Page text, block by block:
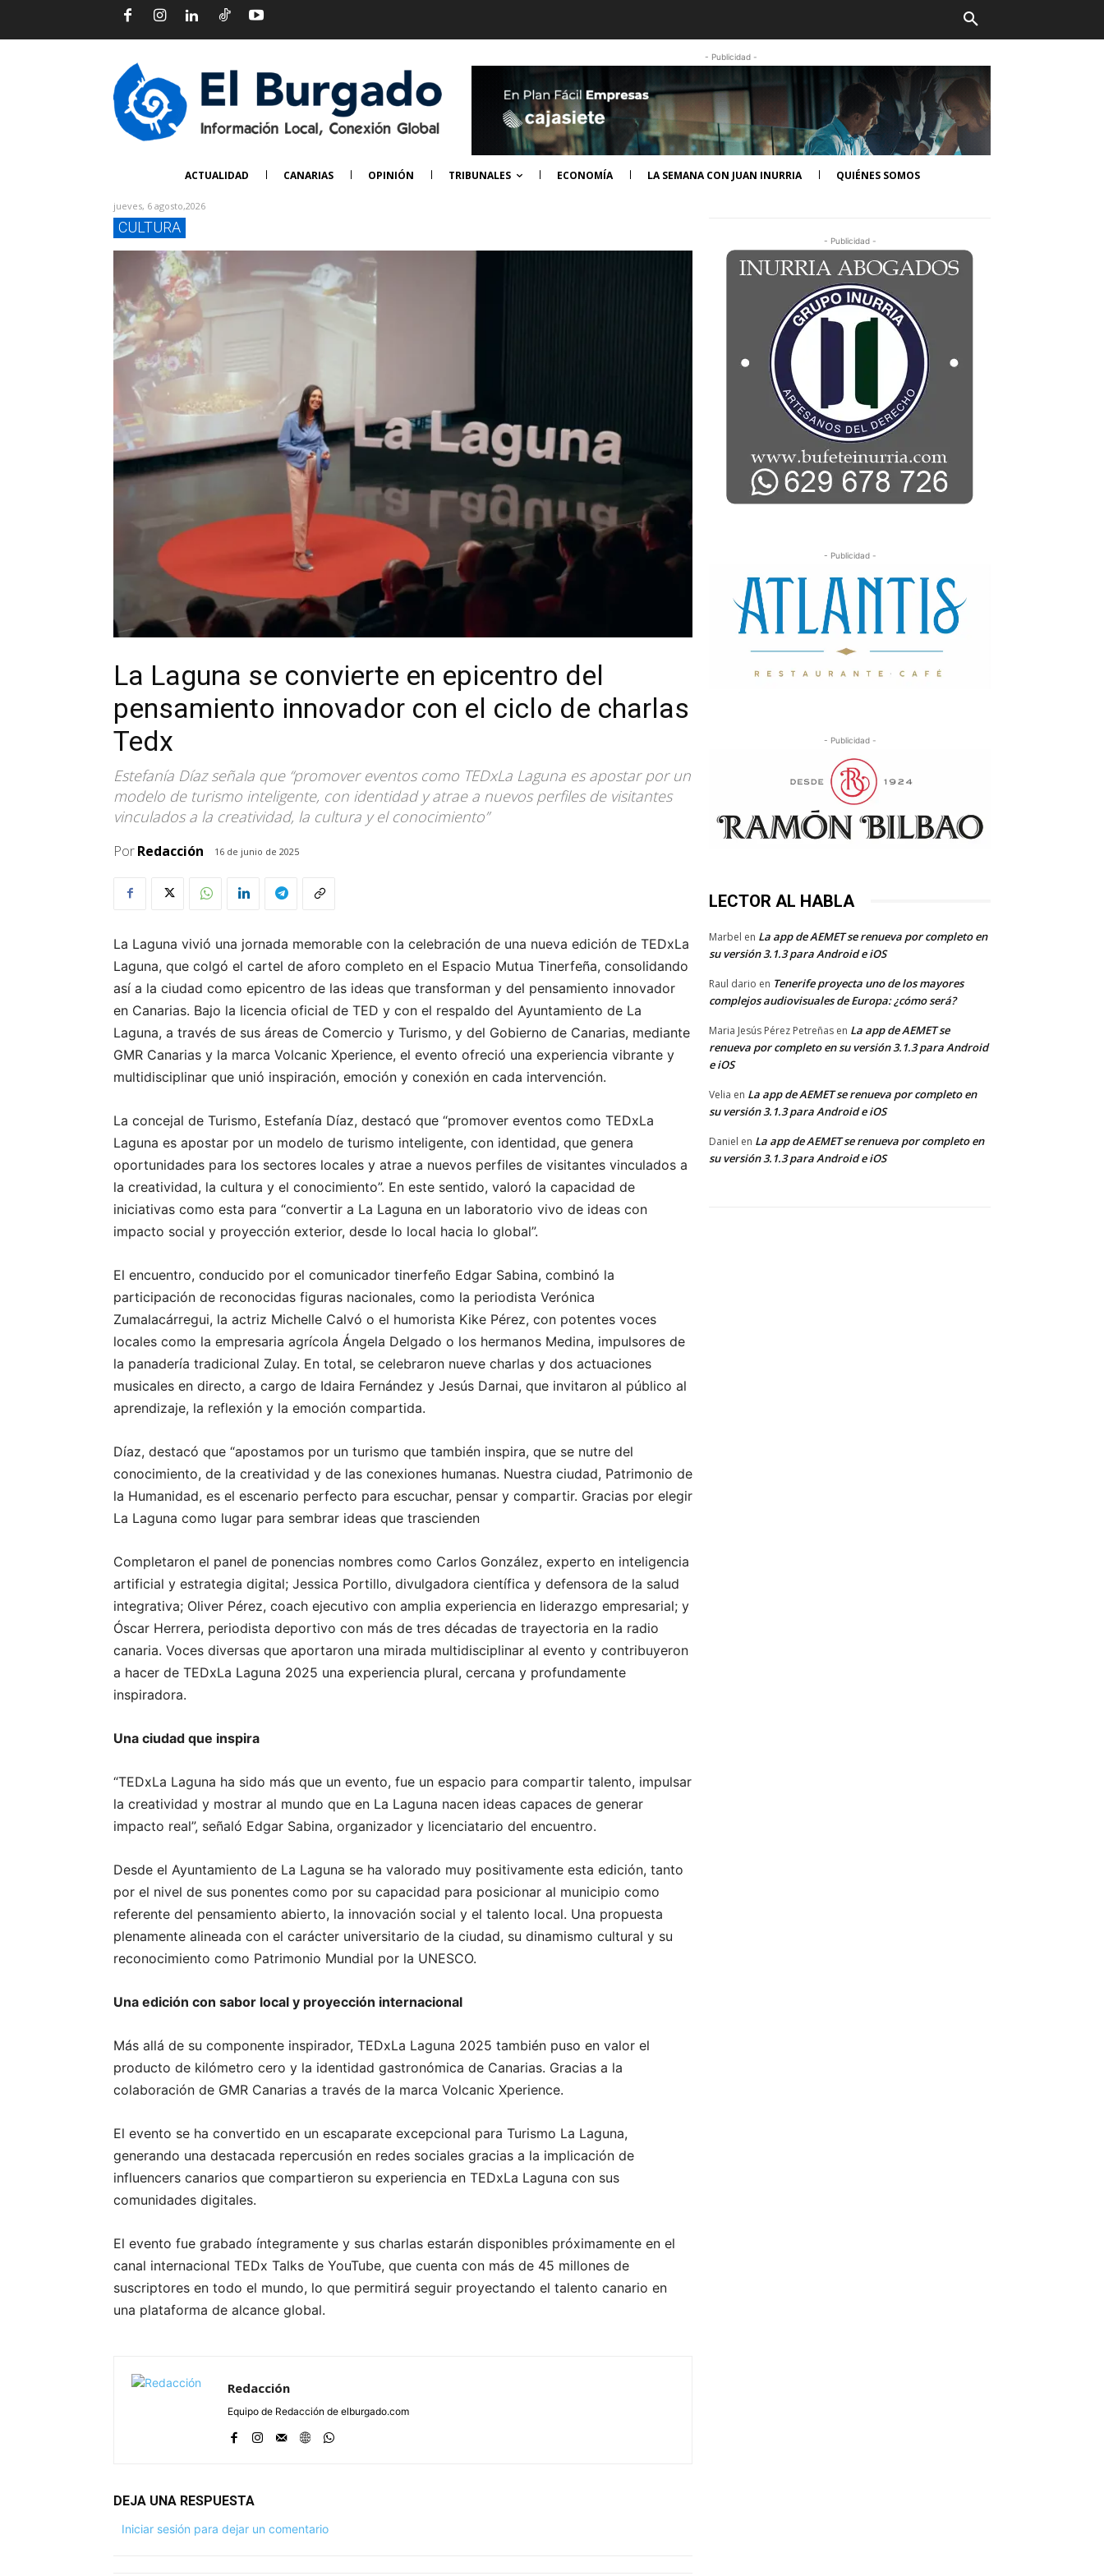
- Publicidad -
ACTUALIDAD CANARIAS OPINIÓN TRIBUNALES ECONOMÍA LA SEMANA CON JUAN INURRIA QUIÉNES SOMOS
jueves, 6 agosto,2026
CULTURA
La Laguna se convierte en epicentro del
pensamiento innovador con el ciclo de charlas
Tedx
Estefanía Díaz señala que “promover eventos como TEDxLa Laguna es apostar por un
modelo de turismo inteligente, con identidad y atrae a nuevos perfiles de visitantes
vinculados a la creatividad, la cultura y el conocimiento”
PorRedacción 16 de junio de 2025
La Laguna vivió una jornada memorable con la celebración de una nueva edición de TEDxLa
Laguna, que colgó el cartel de aforo completo en el Espacio Mutua Tinerfeña, consolidando
así a la ciudad como epicentro de las ideas que transforman y del pensamiento innovador
en Canarias. Bajo la licencia oficial de TED y con el respaldo del Ayuntamiento de La
Laguna, a través de sus áreas de Comercio y Turismo, y del Gobierno de Canarias, mediante
GMR Canarias y la marca Volcanic Xperience, el evento ofreció una experiencia vibrante y
multidisciplinar que unió inspiración, emoción y conexión en cada intervención.
La concejal de Turismo, Estefanía Díaz, destacó que “promover eventos como TEDxLa
Laguna es apostar por un modelo de turismo inteligente, con identidad, que genera
oportunidades para los sectores locales y atrae a nuevos perfiles de visitantes vinculados a
la creatividad, la cultura y el conocimiento”. En este sentido, valoró la capacidad de
iniciativas como esta para “convertir a La Laguna en un laboratorio vivo de ideas con
impacto social y proyección exterior, desde lo local hacia lo global”.
El encuentro, conducido por el comunicador tinerfeño Edgar Sabina, combinó la
participación de reconocidas figuras nacionales, como la periodista Verónica
Zumalacárregui, la actriz Michelle Calvó o el humorista Kike Pérez, con potentes voces
locales como la empresaria agrícola Ángela Delgado o los hermanos Medina, impulsores de
la panadería tradicional Zulay. En total, se celebraron nueve charlas y dos actuaciones
musicales en directo, a cargo de Idaira Fernández y Jesús Darnai, que invitaron al público al
aprendizaje, la reflexión y la emoción compartida.
Díaz, destacó que “apostamos por un turismo que también inspira, que se nutre del
conocimiento, de la creatividad y de las conexiones humanas. Nuestra ciudad, Patrimonio de
la Humanidad, es el escenario perfecto para escuchar, pensar y compartir. Gracias por elegir
La Laguna como lugar para sembrar ideas que trascienden
Completaron el panel de ponencias nombres como Carlos González, experto en inteligencia
artificial y estrategia digital; Jessica Portillo, divulgadora científica y defensora de la salud
integrativa; Oliver Pérez, coach ejecutivo con amplia experiencia en liderazgo empresarial; y
Óscar Herrera, periodista deportivo con más de tres décadas de trayectoria en la radio
canaria. Voces diversas que aportaron una mirada multidisciplinar al evento y contribuyeron
a hacer de TEDxLa Laguna 2025 una experiencia plural, cercana y profundamente
inspiradora.
Una ciudad que inspira
“TEDxLa Laguna ha sido más que un evento, fue un espacio para compartir talento, impulsar
la creatividad y mostrar al mundo que en La Laguna nacen ideas capaces de generar
impacto real”, señaló Edgar Sabina, organizador y licenciatario del encuentro.
Desde el Ayuntamiento de La Laguna se ha valorado muy positivamente esta edición, tanto
por el nivel de sus ponentes como por su capacidad para posicionar al municipio como
referente del pensamiento abierto, la innovación social y el talento local. Una propuesta
plenamente alineada con el carácter universitario de la ciudad, su dinamismo cultural y su
reconocimiento como Patrimonio Mundial por la UNESCO.
Una edición con sabor local y proyección internacional
Más allá de su componente inspirador, TEDxLa Laguna 2025 también puso en valor el
producto de kilómetro cero y la identidad gastronómica de Canarias. Gracias a la
colaboración de GMR Canarias a través de la marca Volcanic Xperience.
El evento se ha convertido en un escaparate excepcional para Turismo La Laguna,
generando una destacada repercusión en redes sociales gracias a la implicación de
influencers canarios que compartieron su experiencia en TEDxLa Laguna con sus
comunidades digitales.
El evento fue grabado íntegramente y sus charlas estarán disponibles próximamente en el
canal internacional TEDx Talks de YouTube, que cuenta con más de 45 millones de
suscriptores en todo el mundo, lo que permitirá seguir proyectando el talento canario en
una plataforma de alcance global.
Redacción
Equipo de Redacción de elburgado.com
DEJA UNA RESPUESTA
Iniciar sesión para dejar un comentario
- Publicidad -
- Publicidad -
- Publicidad -
LECTOR AL HABLA
Marbel en La app de AEMET se renueva por completo en
su versión 3.1.3 para Android e iOS
Raul dario en Tenerife proyecta uno de los mayores
complejos audiovisuales de Europa: ¿cómo será?
Maria Jesús Pérez Petreñas en La app de AEMET se
renueva por completo en su versión 3.1.3 para Android
e iOS
Velia en La app de AEMET se renueva por completo en
su versión 3.1.3 para Android e iOS
Daniel en La app de AEMET se renueva por completo en
su versión 3.1.3 para Android e iOS